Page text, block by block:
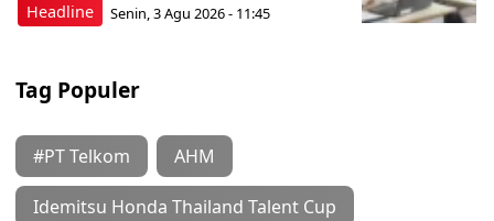
Headline Senin, 3 Agu 2026 - 11:45
Tag Populer
#PT Telkom AHM
Idemitsu Honda Thailand Talent Cup